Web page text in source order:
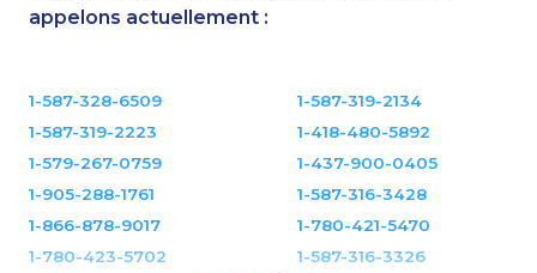
appelons actuellement :
1-587-328-6509
1-587-319-2134
1-587-319-2223
1-418-480-5892
1-579-267-0759
1-437-900-0405
1-905-288-1761
1-587-316-3428
1-866-878-9017
1-780-421-5470
1-780-423-5702
1-587-316-3326